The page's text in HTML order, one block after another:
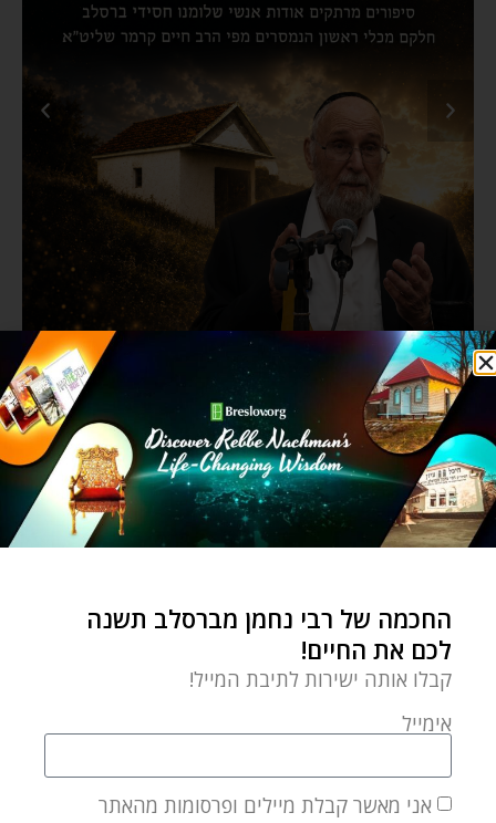
החכמה של רבי נחמן מברסלב תשנה
לכם את החיים!
קבלו אותה ישירות לתיבת המייל!
אימייל
אני מאשר קבלת מיילים ופרסומות מהאתר